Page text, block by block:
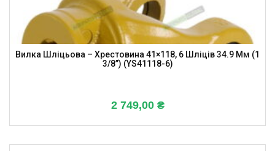
Вилка Шліцьова – Хрестовина 41×118, 6 Шліців 34.9 Мм (1
3/8”) (YS41118-6)
2 749,00 ₴